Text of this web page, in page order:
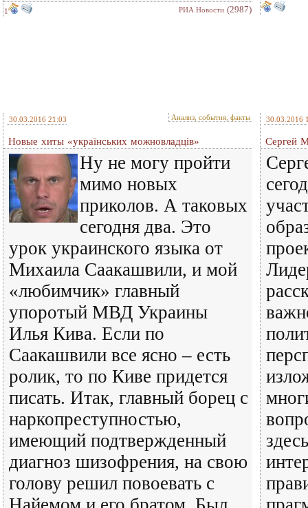
1 РИА Новости (2987)
30.03.2016 21:03 Анализ, события, факты
Новые хиты «українських можновладців»
Ну не могу пройти
мимо новых
приколов. А таковых
сегодня два. Это
урок украинского языка от
Михаила Саакашвили, и мой
«любимчик» главный
упоротый МВД Украины
Илья Кива. Если по
Саакашвили все ясно – есть
ролик, то по Киве придется
писать. Итак, главный борец с
наркопреступностью,
имеющий подтвержденный
диагноз шизофрения, на свою
голову решил повоевать с
30.03.2016
Сергей